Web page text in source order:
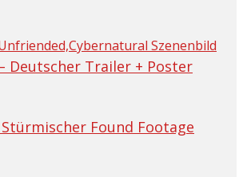
Deutscher Trailer + Poster
Found Footage